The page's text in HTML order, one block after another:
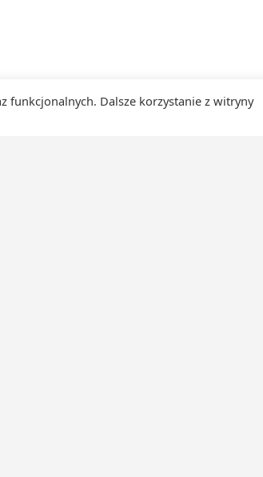
funkcjonalnych. Dalsze korzystanie z witryny